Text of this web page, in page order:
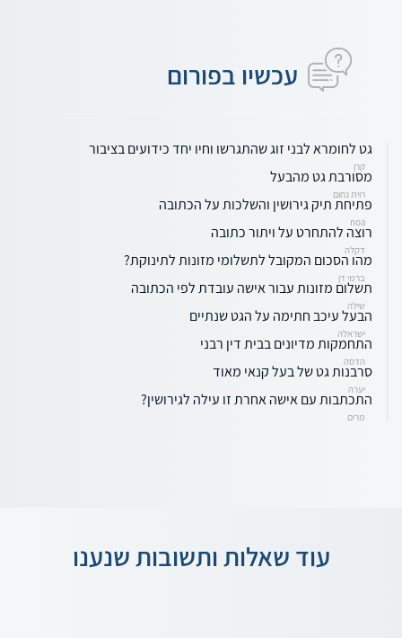
עכשיו בפורום
גט לחומרא לבני זוג שהתגרשו וחיו יחד כידועים בציבור
קרן
מסורבת גט מהבעל
רוית נחום
פתיחת תיק גירושין והשלכות על הכתובה
noa
רוצה להתחרט על ויתור כתובה
דקלה
מהו הסכום המקובל לתשלומי מזונות לתינוקת?
ברמי דן
תשלום מזונות עבור אישה עובדת לפי הכתובה
שילה
הבעל עיכב חתימה על הגט שנתיים
ישראלה
התחמקות מדיונים בבית דין רבני
הדסה
סרבנות גט של בעל קנאי מאוד
יערה
התכתבות עם אישה אחרת זו עילה לגירושין?
מרים
עוד שאלות ותשובות שנענו